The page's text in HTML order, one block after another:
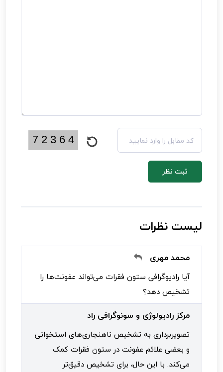
ثبت نظر
لیست نظرات
محمد مهری
آیا رادیوگرافی ستون فقرات می‌تواند عفونت‌ها را
تشخیص دهد؟
مرکز رادیولوژی و سونوگرافی راد
تصویربرداری به تشخیص ناهنجاری‌های استخوانی
و بعضی علائم عفونت در ستون فقرات کمک
می‌کند. با این حال، برای تشخیص دقیق‌تر